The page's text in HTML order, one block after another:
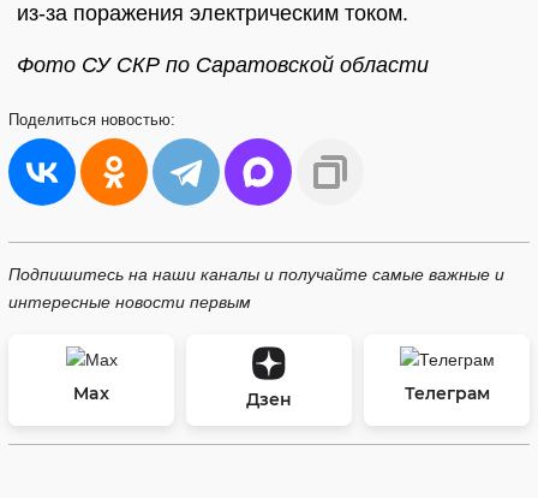
из-за поражения электрическим током.
Фото СУ СКР по Саратовской области
Поделиться новостью:
Подпишитесь на наши каналы и получайте самые важные и
интересные новости первым
Max Дзен Телеграм